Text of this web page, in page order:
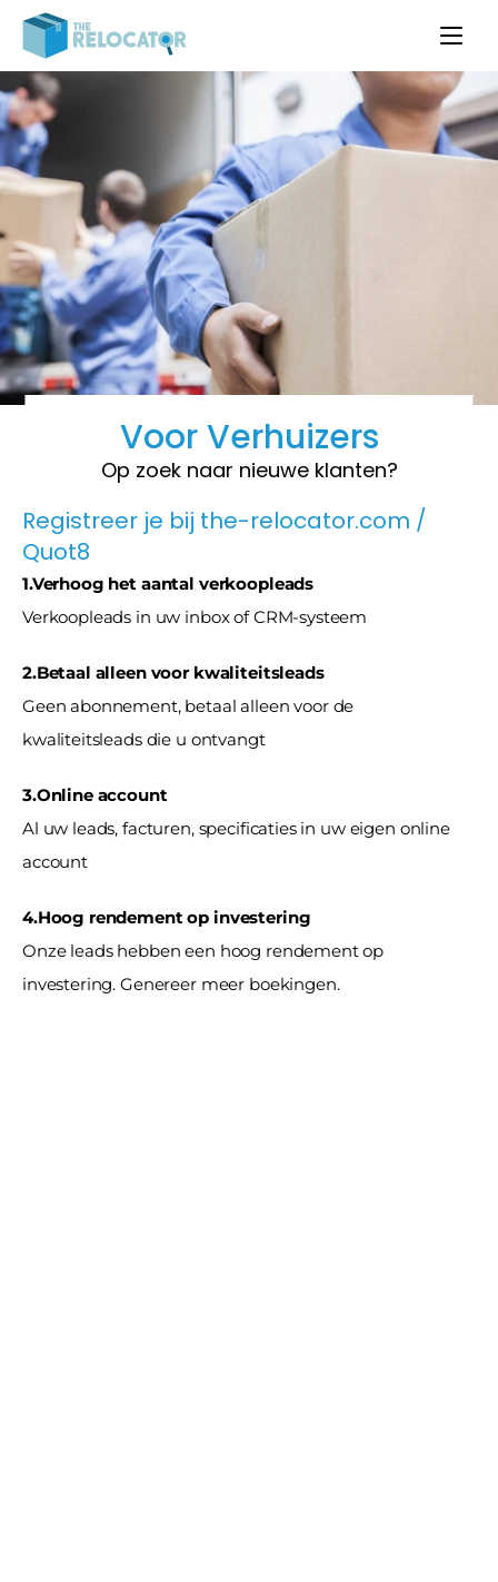
Voor Verhuizers
Op zoek naar nieuwe klanten?
Registreer je bij the-relocator.com /
Quot8
1.Verhoog het aantal verkoopleads
Verkoopleads in uw inbox of CRM-systeem
2.Betaal alleen voor kwaliteitsleads
Geen abonnement, betaal alleen voor de
kwaliteitsleads die u ontvangt
3.Online account
Al uw leads, facturen, specificaties in uw eigen online
account
4.Hoog rendement op investering
Onze leads hebben een hoog rendement op
investering. Genereer meer boekingen.